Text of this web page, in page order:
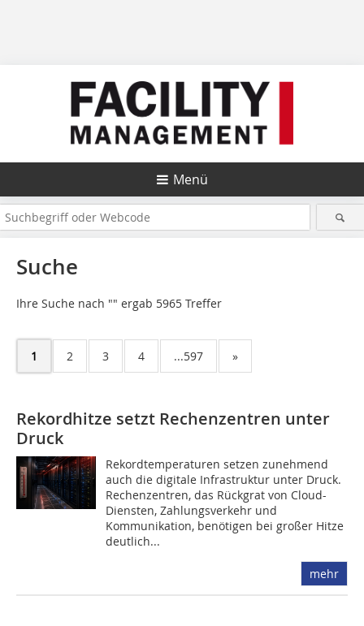
Menü
Suche
Ihre Suche nach "" ergab 5965 Treffer
1 2 3 4 ...597 »
Rekordhitze setzt Rechenzentren unter
Druck
Rekordtemperaturen setzen zunehmend
auch die digitale Infrastruktur unter Druck.
Rechenzentren, das Rückgrat von Cloud-
Diensten, Zahlungsverkehr und
Kommunikation, benötigen bei großer Hitze
deutlich...
mehr